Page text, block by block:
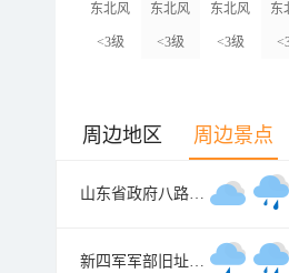
东北风
<3级
东北风
<3级
东北风
<3级
东
周边地区 周边景点
山东省政府八路军115师司令部旧址
新四军军部旧址纪念馆